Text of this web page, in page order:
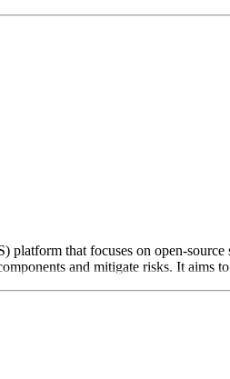
platform that focuses on open-
and mitigate risks. It aims